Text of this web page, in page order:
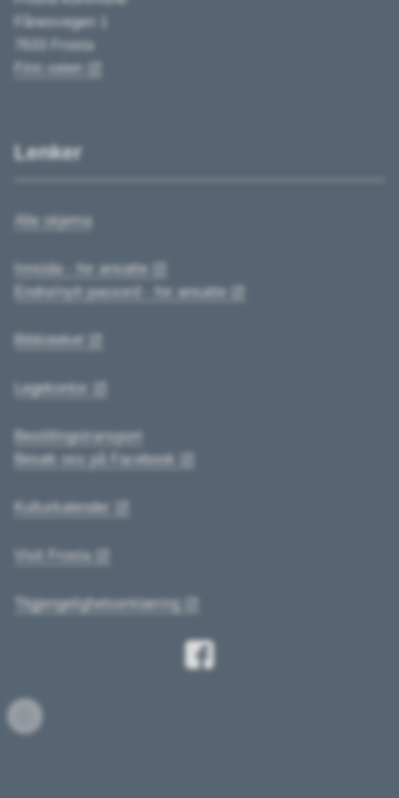
Fånesvegen 1
7633 Frosta
Finn veien
Lenker
Alle skjema
Innsida - for ansatte
Endre/nytt passord - for ansatte
Biblioteket
Legekontor
Bestillingstransport
Besøk oss på Facebook
Kulturkalender
Visit Frosta
Tilgjengelighetserklæring